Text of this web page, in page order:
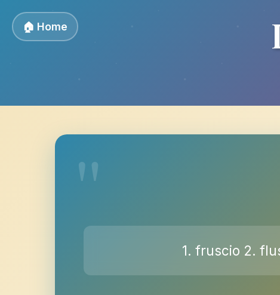
🏠 Home
1. fruscio 2.